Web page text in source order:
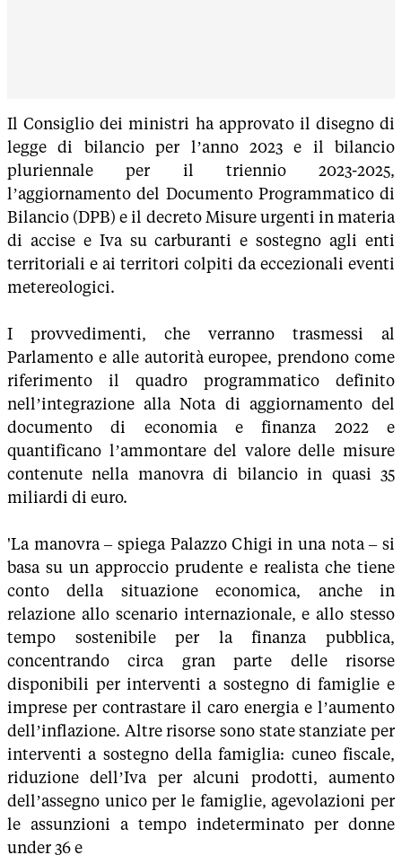
Il Consiglio dei ministri ha approvato il disegno di
legge di bilancio per l’anno 2023 e il bilancio
pluriennale per il triennio 2023-2025,
l’aggiornamento del Documento Programmatico di
Bilancio (DPB) e il decreto Misure urgenti in materia
di accise e Iva su carburanti e sostegno agli enti
territoriali e ai territori colpiti da eccezionali eventi
metereologici.
I provvedimenti, che verranno trasmessi al
Parlamento e alle autorità europee, prendono come
riferimento il quadro programmatico definito
nell’integrazione alla Nota di aggiornamento del
documento di economia e finanza 2022 e
quantificano l’ammontare del valore delle misure
contenute nella manovra di bilancio in quasi 35
miliardi di euro.
'La manovra – spiega Palazzo Chigi in una nota – si
basa su un approccio prudente e realista che tiene
conto della situazione economica, anche in
relazione allo scenario internazionale, e allo stesso
tempo sostenibile per la finanza pubblica,
concentrando circa gran parte delle risorse
disponibili per interventi a sostegno di famiglie e
imprese per contrastare il caro energia e l’aumento
dell’inflazione. Altre risorse sono state stanziate per
interventi a sostegno della famiglia: cuneo fiscale,
riduzione dell’Iva per alcuni prodotti, aumento
dell’assegno unico per le famiglie, agevolazioni per
le assunzioni a tempo indeterminato per donne
under 36 e